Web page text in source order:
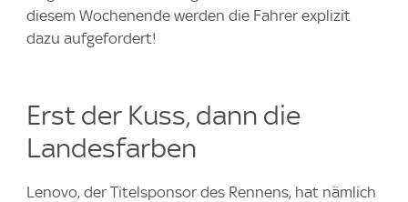
diesem Wochenende werden die Fahrer explizit
dazu aufgefordert!
Erst der Kuss, dann die
Landesfarben
Lenovo, der Titelsponsor des Rennens, hat nämlich